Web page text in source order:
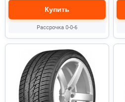
Купить
Рассрочка 0-0-6